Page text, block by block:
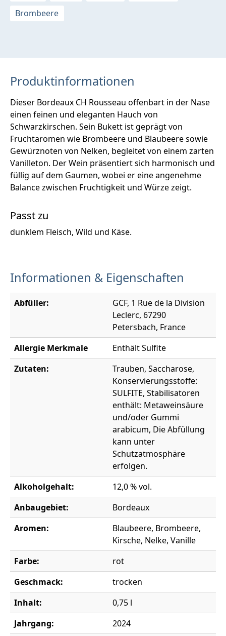
Brombeere
Produktinformationen
Dieser Bordeaux CH Rousseau offenbart in der Nase
einen feinen und eleganten Hauch von
Schwarzkirschen. Sein Bukett ist geprägt von
Fruchtaromen wie Brombeere und Blaubeere sowie
Gewürznoten von Nelken, begleitet von einem zarten
Vanilleton. Der Wein präsentiert sich harmonisch und
füllig auf dem Gaumen, wobei er eine angenehme
Balance zwischen Fruchtigkeit und Würze zeigt.
Passt zu
dunklem Fleisch, Wild und Käse.
Informationen & Eigenschaften
Abfüller:
GCF, 1 Rue de la Division
Leclerc, 67290
Petersbach, France
Allergie Merkmale
Enthält Sulfite
Zutaten:
Trauben, Saccharose,
Konservierungsstoffe:
SULFITE, Stabilisatoren
enthält: Metaweinsäure
und/oder Gummi
arabicum, Die Abfüllung
kann unter
Schutzatmosphäre
erfolgen.
Alkoholgehalt:
12,0 % vol.
Anbaugebiet:
Bordeaux
Aromen:
Blaubeere, Brombeere,
Kirsche, Nelke, Vanille
Farbe:
rot
Geschmack:
trocken
Inhalt:
0,75 l
Jahrgang:
2024